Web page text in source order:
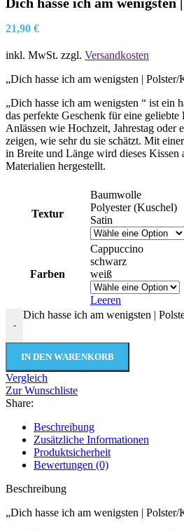
21,90 €
inkl. MwSt. zzgl. Versandkosten
„Dich hasse ich am wenigsten | Polster/
„Dich hasse ich am wenigsten “ ist ein
das perfekte Geschenk für eine geliebte
Anlässen wie Hochzeit, Jahrestag oder
zeigen, wie sehr du sie schätzt. Mit
in Breite und Länge wird dieses Kissen
Materialien hergestellt.
Textur
Baumwolle
Polyester (Kuschel)
Satin
Farben
Cappuccino
schwarz
weiß
Leeren
-
Dich hasse ich am wenigsten |
IN DEN WARENKORB
Vergleich
Zur Wunschliste
Share:
Beschreibung
Zusätzliche Informationen
Produktsicherheit
Bewertungen (0)
Beschreibung
„Dich hasse ich am wenigsten | Polster/